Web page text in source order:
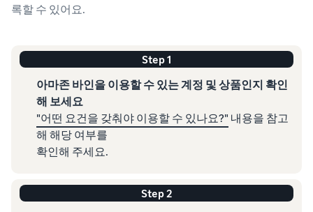
록할 수 있어요.
Step 1
아마존 바인을 이용할 수 있는 계정 및 상품인지 확인
해 보세요
"어떤 요건을 갖춰야 이용할 수 있나요?" 내용을 참고
해 해당 여부를
확인해 주세요.
Step 2